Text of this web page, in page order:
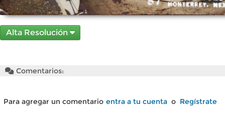
Alta Resolución
Comentarios:
Para agregar un comentario entra a tu cuenta o Regístrate